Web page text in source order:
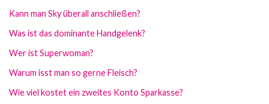
Kann man Sky überall anschließen?
Was ist das dominante Handgelenk?
Wer ist Superwoman?
Warum isst man so gerne Fleisch?
Wie viel kostet ein zweites Konto Sparkasse?